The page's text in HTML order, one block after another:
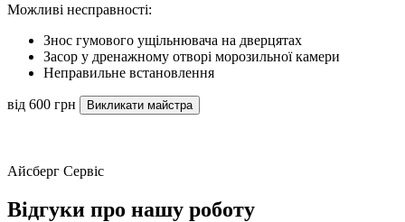
Можливі несправності:
Знос гумового ущільнювача на дверцятах
Засор у дренажному отворі морозильної камери
Неправильне встановлення
від 600 грн Викликати майстра
Айсберг Сервіс
Відгуки про нашу роботу